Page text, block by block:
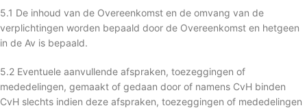
5.1 De inhoud van de Overeenkomst en de omvang van de
verplichtingen worden bepaald door de Overeenkomst en hetgeen
in de Av is bepaald.
5.2 Eventuele aanvullende afspraken, toezeggingen of
mededelingen, gemaakt of gedaan door of namens CvH binden
CvH slechts indien deze afspraken, toezeggingen of mededelingen